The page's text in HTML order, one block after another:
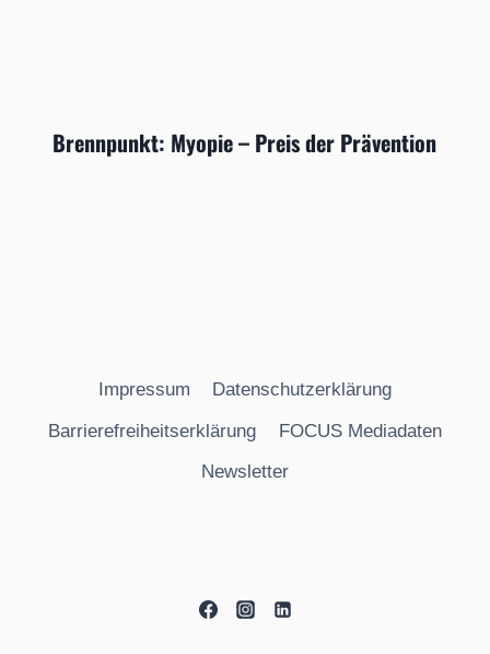
Brennpunkt: Myopie – Preis der Prävention
Impressum
Datenschutzerklärung
Barrierefreiheitserklärung
FOCUS Mediadaten
Newsletter